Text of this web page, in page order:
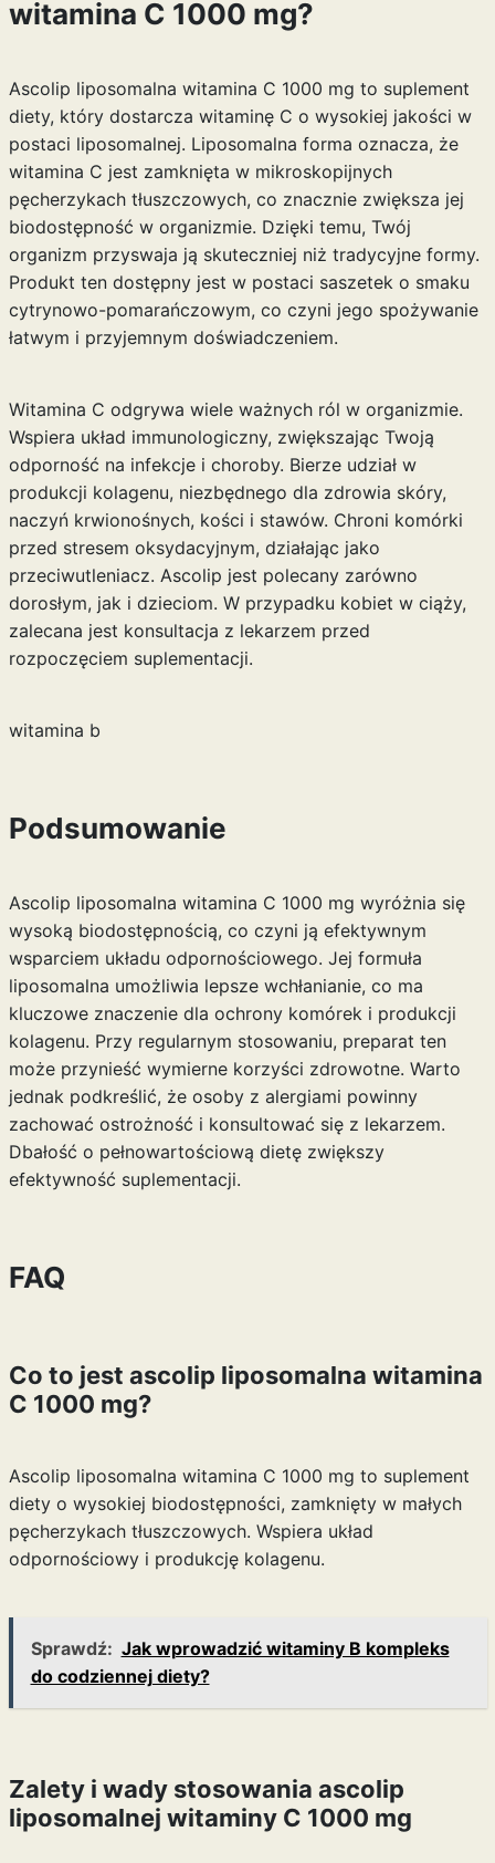
witamina C 1000 mg?
Ascolip liposomalna witamina C 1000 mg to suplement
diety, który dostarcza witaminę C o wysokiej jakości w
postaci liposomalnej. Liposomalna forma oznacza, że
witamina C jest zamknięta w mikroskopijnych
pęcherzykach tłuszczowych, co znacznie zwiększa jej
biodostępność w organizmie. Dzięki temu, Twój
organizm przyswaja ją skuteczniej niż tradycyjne formy.
Produkt ten dostępny jest w postaci saszetek o smaku
cytrynowo-pomarańczowym, co czyni jego spożywanie
łatwym i przyjemnym doświadczeniem.
Witamina C odgrywa wiele ważnych ról w organizmie.
Wspiera układ immunologiczny, zwiększając Twoją
odporność na infekcje i choroby. Bierze udział w
produkcji kolagenu, niezbędnego dla zdrowia skóry,
naczyń krwionośnych, kości i stawów. Chroni komórki
przed stresem oksydacyjnym, działając jako
przeciwutleniacz. Ascolip jest polecany zarówno
dorosłym, jak i dzieciom. W przypadku kobiet w ciąży,
zalecana jest konsultacja z lekarzem przed
rozpoczęciem suplementacji.
witamina b
Podsumowanie
Ascolip liposomalna witamina C 1000 mg wyróżnia się
wysoką biodostępnością, co czyni ją efektywnym
wsparciem układu odpornościowego. Jej formuła
liposomalna umożliwia lepsze wchłanianie, co ma
kluczowe znaczenie dla ochrony komórek i produkcji
kolagenu. Przy regularnym stosowaniu, preparat ten
może przynieść wymierne korzyści zdrowotne. Warto
jednak podkreślić, że osoby z alergiami powinny
zachować ostrożność i konsultować się z lekarzem.
Dbałość o pełnowartościową dietę zwiększy
efektywność suplementacji.
FAQ
Co to jest ascolip liposomalna witamina
C 1000 mg?
Ascolip liposomalna witamina C 1000 mg to suplement
diety o wysokiej biodostępności, zamknięty w małych
pęcherzykach tłuszczowych. Wspiera układ
odpornościowy i produkcję kolagenu.
Sprawdź: Jak wprowadzić witaminy B kompleks
do codziennej diety?
Zalety i wady stosowania ascolip
liposomalnej witaminy C 1000 mg